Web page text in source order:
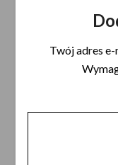
Twój adres